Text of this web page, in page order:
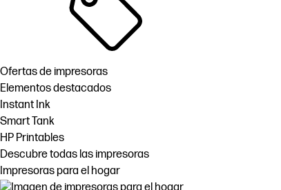
Ofertas de impresoras
Elementos destacados
Instant Ink
Smart Tank
HP Printables
Descubre todas las impresoras
Impresoras para el hogar